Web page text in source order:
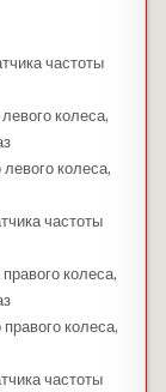
частоты
колеса,
колеса,
частоты
колеса,
колеса,
частоты